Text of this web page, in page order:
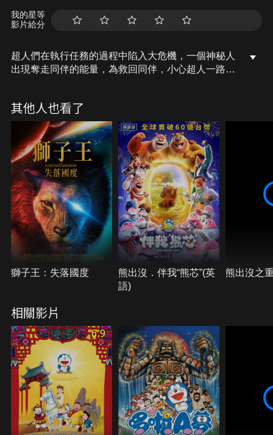
我的星等
影片給分
超人們在執行任務的過程中陷入大危機，一個神秘人
出現奪走同伴的能量，為救回同伴，小心超人一路追
超人該如何救回自己的同伴呢…
其他人也看了
獅子王：失落國度
熊出沒．伴我“熊芯”(英
語)
熊出沒之
相關影片
6.9